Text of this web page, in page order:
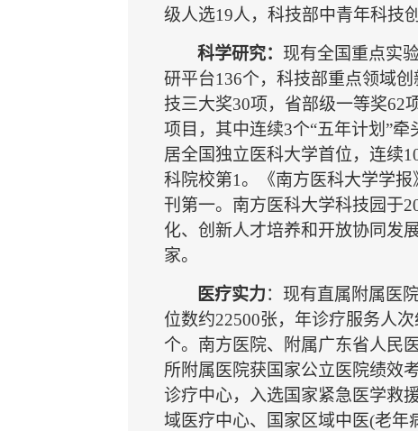
级人选19人，科技部中青年科技
科学研究： 现有全国重点实
研平台136个，科技部重点领域创
技三大奖30项，省部级一等奖62
项目，其中连续3个“五年计划”牵
居全国独立医科大学首位，连续
科院校第1 。《南方医科大学学报
刊第一。南方医科大学科技园于
化、创新人才培养和开放协同 发
家。
医疗实力：现有直属附属医
位数约22500张，年诊疗服务人
个。南方医院、附属广东省人民
所附属医院获国家公立医院绩效
诊疗中心，入选国家紧急医学救
域医疗中心、国家区域中医(老年